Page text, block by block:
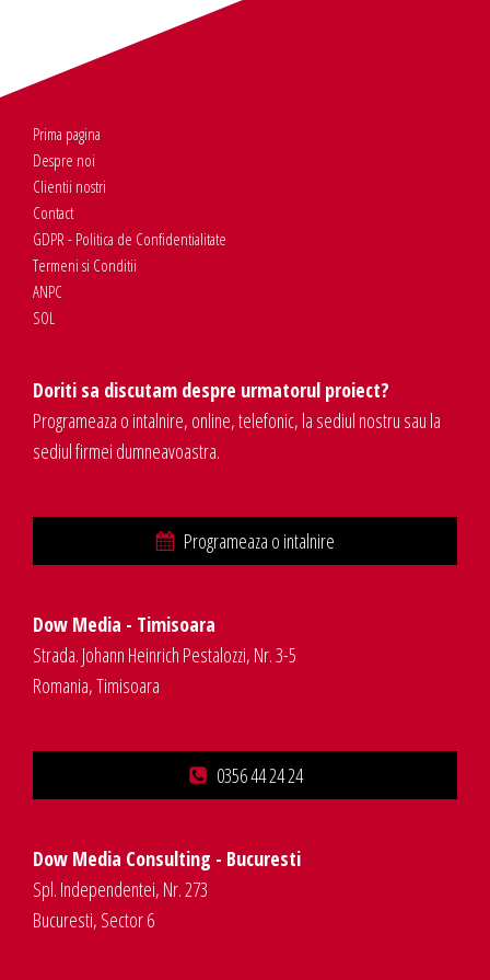
Prima pagina
Despre noi
Clientii nostri
Contact
GDPR - Politica de Confidentialitate
Termeni si Conditii
ANPC
SOL
Doriti sa discutam despre urmatorul proiect?
Programeaza o intalnire, online, telefonic, la sediul nostru sau la
sediul firmei dumneavoastra.
Programeaza o intalnire
Dow Media - Timisoara
Strada. Johann Heinrich Pestalozzi, Nr. 3-5
Romania, Timisoara
0356 44 24 24
Dow Media Consulting - Bucuresti
Spl. Independentei, Nr. 273
Bucuresti, Sector 6